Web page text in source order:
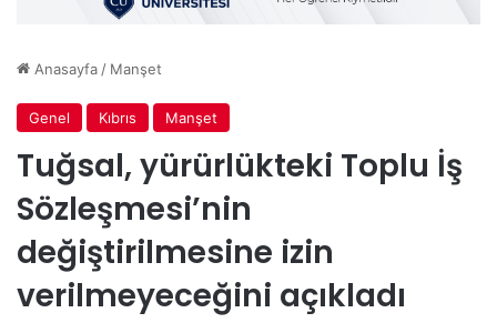
Anasayfa/ Manşet
Genel Kıbrıs Manşet
Tuğsal, yürürlükteki Toplu İş
Sözleşmesi’nin
değiştirilmesine izin
verilmeyeceğini açıkladı